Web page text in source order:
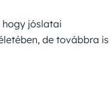
hogy jóslatai
de továbbra is